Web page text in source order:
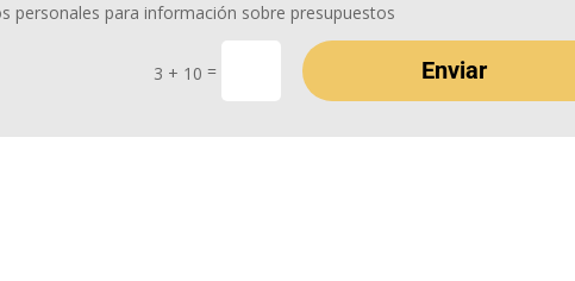
personales para información sobre presupuestos
3 + 10 = Enviar